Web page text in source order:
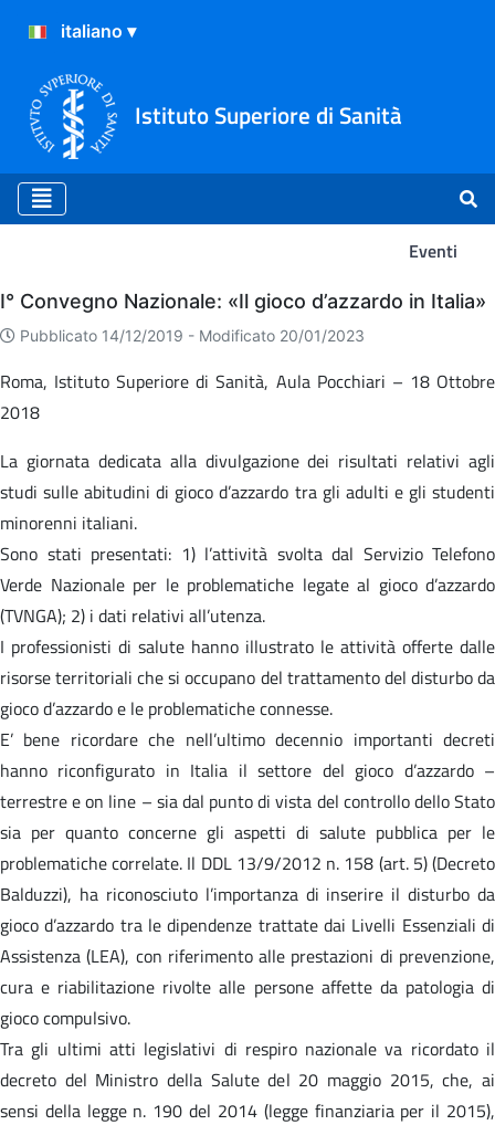
Istituto Superiore di Sanità
Eventi
Eventi
I° Convegno Nazionale: «Il gioco d’azzardo in Italia»
Pubblicato 14/12/2019 - Modificato 20/01/2023
Roma, Istituto Superiore di Sanità, Aula Pocchiari – 18 Ottobre
2018
La giornata dedicata alla divulgazione dei risultati relativi agli
studi sulle abitudini di gioco d’azzardo tra gli adulti e gli studenti
minorenni italiani.
Sono stati presentati: 1) l’attività svolta dal Servizio Telefono
Verde Nazionale per le problematiche legate al gioco d’azzardo
(TVNGA); 2) i dati relativi all’utenza.
I professionisti di salute hanno illustrato le attività offerte dalle
risorse territoriali che si occupano del trattamento del disturbo da
gioco d’azzardo e le problematiche connesse.
E’ bene ricordare che nell’ultimo decennio importanti decreti
hanno riconfigurato in Italia il settore del gioco d’azzardo –
terrestre e on line – sia dal punto di vista del controllo dello Stato
sia per quanto concerne gli aspetti di salute pubblica per le
problematiche correlate. Il DDL 13/9/2012 n. 158 (art. 5) (Decreto
Balduzzi), ha riconosciuto l’importanza di inserire il disturbo da
gioco d’azzardo tra le dipendenze trattate dai Livelli Essenziali di
Assistenza (LEA), con riferimento alle prestazioni di prevenzione,
cura e riabilitazione rivolte alle persone affette da patologia di
gioco compulsivo.
Tra gli ultimi atti legislativi di respiro nazionale va ricordato il
decreto del Ministro della Salute del 20 maggio 2015, che, ai
sensi della legge n. 190 del 2014 (legge finanziaria per il 2015),